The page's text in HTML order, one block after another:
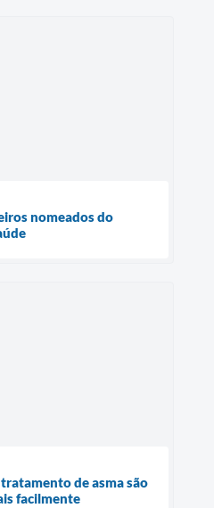
nomeados do
de asma são
facilmente